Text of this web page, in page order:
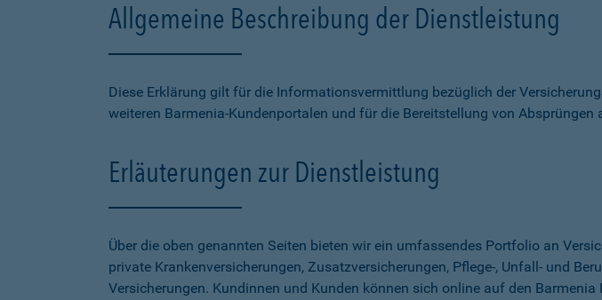
Allgemeine Beschreibung der Dienstleistung
Diese Erklärung gilt für die Informationsvermittlung bezüglich der
weiteren Barmenia-Kundenportalen und für die Bereitstellung von
Erläuterungen zur Dienstleistung
Über die oben genannten Seiten bieten wir ein umfassendes Portfolio an
private Krankenversicherungen, Zusatzversicherungen, Pflege-, Unfall- und
Versicherungen. Kundinnen und Kunden können sich online auf den